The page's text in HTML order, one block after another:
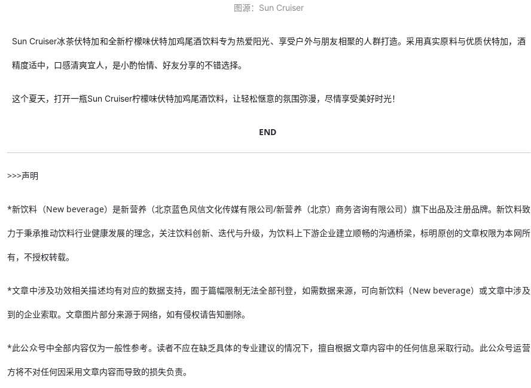
图源：Sun Cruiser
Sun Cruiser冰茶伏特加和全新柠檬味伏特加鸡尾酒饮料专为热爱阳光、享受户外与朋友相聚的人群打造。采用真实原料与优质伏特加，酒
精度适中，口感清爽宜人，是小酌怡情、 好友分享的不错选择。
这个夏天，打开一瓶Sun Cruiser柠檬味伏特加鸡尾酒饮料，让轻松惬意的氛围弥漫，尽情享受美好时光！
END
>>>声明
*新饮料（New beverage）是新营养（北京蓝色风信文化传媒有限公司/新营养（北京）商务咨询有限公司）旗下出品及注册品牌。新饮料致
力于秉承推动饮料行业健康发展的理念，关注饮料创新、迭代与升级，为饮料上下游企业建立顺畅的沟通桥梁，标明原创的文章权限为本网所
有，不授权转载。
*文章中涉及功效相关描述均有对应的数据支持，囿于篇幅限制无法全部刊登，如需数据来源，可向新饮料（New beverage）或文章中涉及
到的企业索取。文章图片部分来源于网络，如有侵权请告知删除。
*此公众号中全部内容仅为一般性参考。读者不应在缺乏具体的专业建议的情况下，擅自根据文章内容中的任何信息采取行动。此公众号运营
方将不对任何因采用文章内容而导致的损失负责。